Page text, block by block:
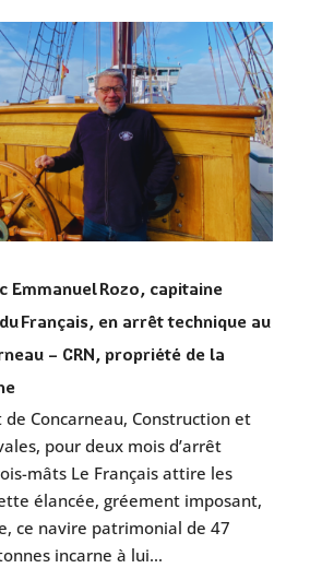
Emmanuel Rozo, capitaine
Français, en arrêt technique au
– CRN, propriété de la
Concarneau, Construction et
pour deux mois d’arrêt
mâts Le Français attire les
élancée, gréement imposant,
ce navire patrimonial de 47
incarne à lui...